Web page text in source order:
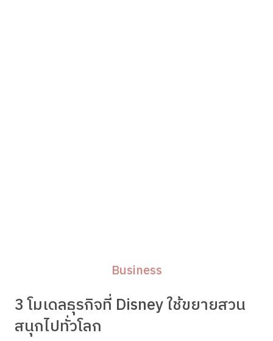
Business
3 โมเดลธุรกิจที่ Disney ใช้ขยายสวน
สนุกไปทั่วโลก